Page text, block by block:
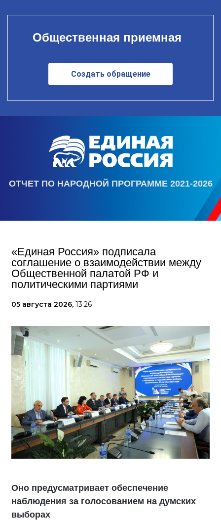
Общественная приемная
Создать обращение
ОТЧЕТ ПО НАРОДНОЙ ПРОГРАММЕ 2021-2026
«Единая Россия» подписала
соглашение о взаимодействии между
Общественной палатой РФ и
политическими партиями
05 августа 2026, 13:26
Оно предусматривает обеспечение
наблюдения за голосованием на думских
выборах